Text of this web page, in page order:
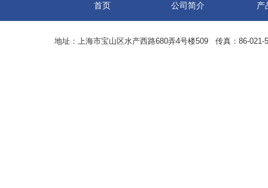
首页 公司简介 产
地址：上海市宝山区水产西路680弄4号楼509 传真：86-